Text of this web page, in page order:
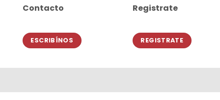
Contacto
ESCRIBÍNOS
Registrate
REGISTRATE